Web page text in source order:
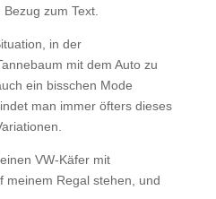
zum Text.
in der
mit dem Auto zu
ein bisschen Mode
man immer öfters dieses
VW-Käfer mit
meinem Regal stehen, und